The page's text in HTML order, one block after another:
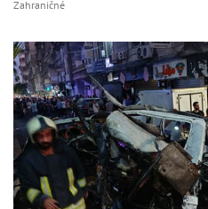
Zahraničné